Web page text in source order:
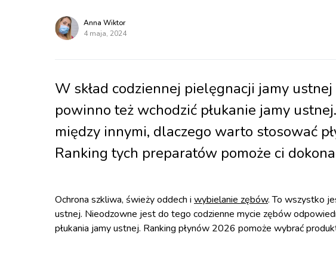
Anna Wiktor
4 maja, 2024
W skład codziennej pielęgnacji jamy
powinno też wchodzić płukanie jamy
między innymi, dlaczego warto stosować
Ranking tych preparatów pomoże ci
Ochrona szkliwa, świeży oddech i wybielanie zębów. To wszystko
ustnej. Nieodzowne jest do tego codzienne mycie zębów
płukania jamy ustnej. Ranking płynów 2026 pomoże wybrać